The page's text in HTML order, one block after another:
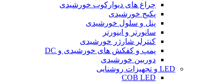
چراغ های دیوارکوب خورشیدی
پکیج خورشیدی
پنل و سلول خورشیدی
سانورتر و اینورتر
کنترلر شارژر خورشیدی
پمپ و کفکش های خورشیدی و DC
دوربین خورشیدی
LED و تجهیزات روشنایی
COB LED